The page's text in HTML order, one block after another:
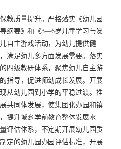
教质量提升。严格落实《幼儿园
纲要》和《3—6岁儿童学习与发
自主游戏活动，为幼儿提供健
满足幼儿多方面发展需要。落实
四级教研体系，聚焦幼儿自主游
指导，促进师幼成长发展。开展
从幼儿园到小学的平稳过渡。推
共同体发展，使集团化办园和镇
提升城乡学前教育整体发展水
评估体系，不定期开展幼儿园质
定的幼儿园办园评估标准，开展